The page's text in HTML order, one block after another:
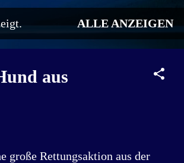
ALLE ANZEIGEN
aus
große Rettungsaktion aus der